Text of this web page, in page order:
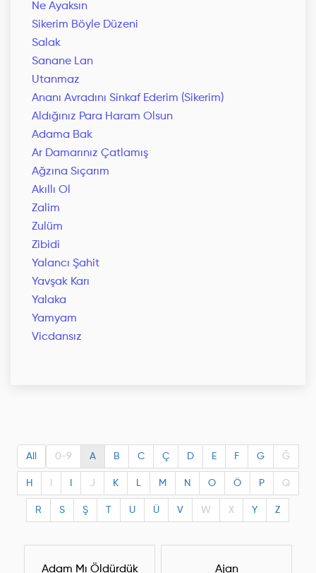
Ne Ayaksın
Sikerim Böyle Düzeni
Salak
Sanane Lan
Utanmaz
Ananı Avradını Sinkaf Ederim (Sikerim)
Aldığınız Para Haram Olsun
Adama Bak
Ar Damarınız Çatlamış
Ağzına Sıçarım
Akıllı Ol
Zalim
Zulüm
Zibidi
Yalancı Şahit
Yavşak Karı
Yalaka
Yamyam
Vicdansız
All 0-9 A B C Ç D E F G Ğ
H J K L M N O Ö P Q
R S Ş U Ü V W X Y Z
Adam Mı Öldürdük Ajan